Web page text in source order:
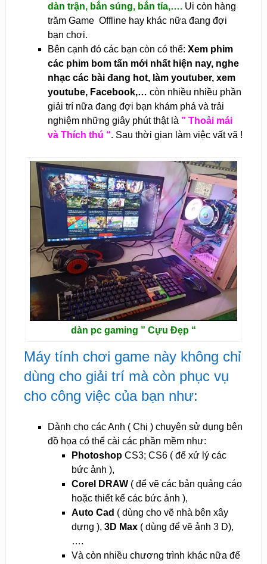
dàn trận, bắn súng, bắn tỉa,…. Ui còn hàng
trăm Game Offline hay khác nữa đang đợi
bạn chơi.
Bên cạnh đó các bạn còn có thể: Xem phim
các phim bom tấn mới nhất hiện nay, nghe
nhạc các bài đang hot, làm youtuber, xem
youtube, Facebook,… còn nhiều nhiều phần
giải trí nữa đang đợi bạn khám phá và trải
nghiệm những giây phút thật là ” Thoải mái
và Thích thú “. Sau thời gian làm việc vất vã !
dàn pc gaming ” Cựu Đẹp “
Máy tính chơi game này không chỉ
dùng cho giải trí mà còn phục vụ
cho công việc của bạn như:
Dành cho các Anh ( Chị ) chuyên sử dụng bên
đồ họa có thể cài các phần mềm như:
PhotoshopCS3; CS6 ( để xử lý các
bức ảnh ),
Corel DRAW( để vẽ các bản quảng cáo
hoặc thiết kế các bức ảnh ),
Auto Cad ( dùng cho vẽ nhà bên xây
dựng ), 3D Max( dùng để vẽ ảnh 3 D),
….
Và còn nhiều chương trình khác nữa để